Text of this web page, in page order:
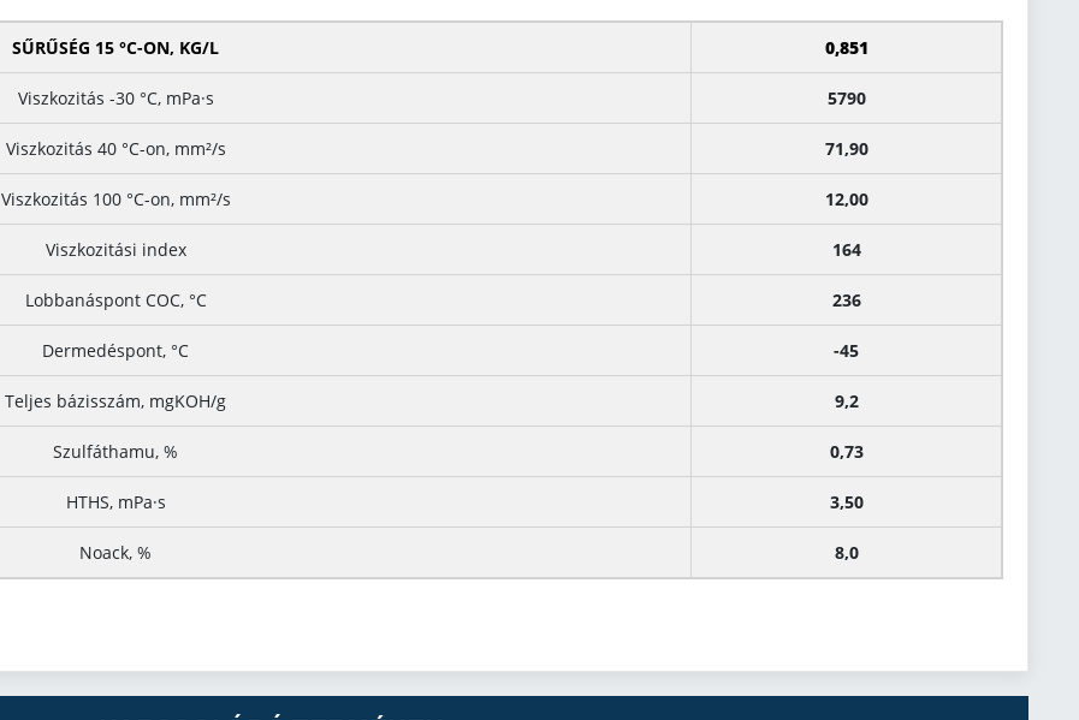
SŰRŰSÉG 15 °C-ON, KG/L 0,851
Viszkozitás -30 °C, mPa·s 5790
Viszkozitás 40 °C-on, mm²/s 71,90
Viszkozitás 100 °C-on, mm²/s 12,00
Viszkozitási index 164
Lobbanáspont COC, °C 236
Dermedéspont, °C -45
Teljes bázisszám, mgKOH/g 9,2
Szulfáthamu, % 0,73
HTHS, mPa·s 3,50
Noack, % 8,0